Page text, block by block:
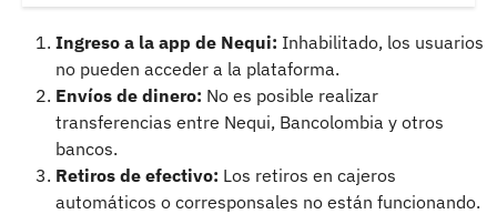
Ingreso a la app de Nequi: Inhabilitado, los usuarios
no pueden acceder a la plataforma.
Envíos de dinero: No es posible realizar
transferencias entre Nequi, Bancolombia y otros
bancos.
Retiros de efectivo: Los retiros en cajeros
automáticos o corresponsales no están funcionando.